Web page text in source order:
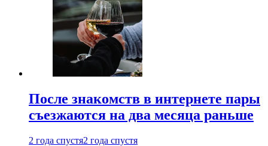
После знакомств в интернете пары
съезжаются на два месяца раньше
2 года спустя2 года спустя